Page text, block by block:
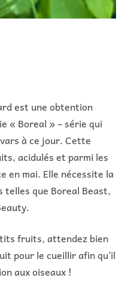
est une obtention
« Boreal » – série qui
à ce jour. Cette
acidulés et parmi les
en mai. Elle nécessite la
telles que Boreal Beast,
fruits, attendez bien
pour le cueillir afin qu’il
aux oiseaux !